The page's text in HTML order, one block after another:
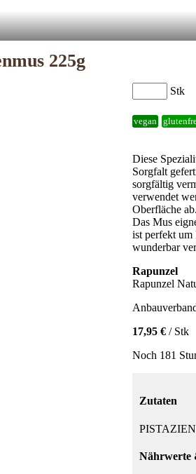
225g
Stk
vegan
Diese
Sorgfalt
sorgfältig
verwendet
Oberfläche
Das Mus
ist perfekt um
wunderbar
Rapunzel
Rapunzel
17,95 € / Stk
Noch 181
Zutaten
Nährwerte